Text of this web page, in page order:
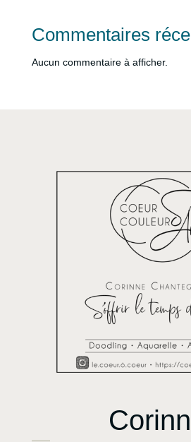
Commentaires
Aucun commentaire à afficher.